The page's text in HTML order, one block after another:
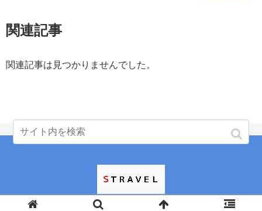
関連記事
関連記事は見つかりませんでした。